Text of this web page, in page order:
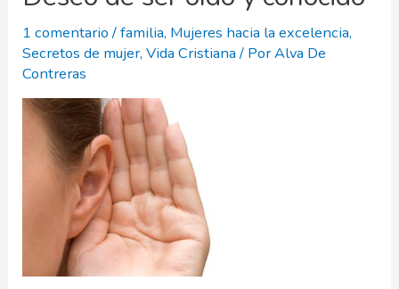
1 comentario /familia, Mujeres hacia la excelencia,
Secretos de mujer,Vida Cristiana/ PorAlva De
Contreras